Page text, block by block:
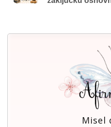
Misel